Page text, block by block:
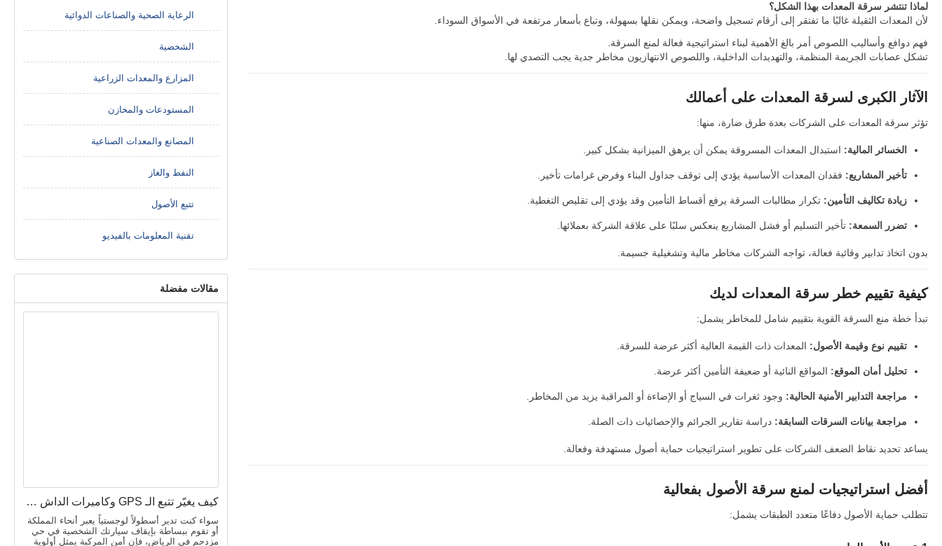
لماذا تنتشر سرقة المعدات بهذا الشكل؟
لأن المعدات الثقيلة غالبًا ما تفتقر إلى أرقام تسجيل واضحة، ويمكن نقلها بسهولة، وتباع بأسعار مرتفعة في الأسواق السوداء.
فهم دوافع وأساليب اللصوص أمر بالغ الأهمية لبناء استراتيجية فعالة لمنع السرقة.
تشكل عصابات الجريمة المنظمة، والتهديدات الداخلية، واللصوص الانتهازيون مخاطر جدية يجب التصدي لها.
الآثار الكبرى لسرقة المعدات على أعمالك
تؤثر سرقة المعدات على الشركات بعدة طرق ضارة، منها:
الخسائر المالية: استبدال المعدات المسروقة يمكن أن يرهق الميزانية بشكل كبير.
تأخير المشاريع: فقدان المعدات الأساسية يؤدي إلى توقف جداول البناء وفرض غرامات تأخير.
زيادة تكاليف التأمين: تكرار مطالبات السرقة يرفع أقساط التأمين وقد يؤدي إلى تقليص التغطية.
تضرر السمعة: تأخير التسليم أو فشل المشاريع ينعكس سلبًا على علاقة الشركة بعملائها.
بدون اتخاذ تدابير وقائية فعالة، تواجه الشركات مخاطر مالية وتشغيلية جسيمة.
كيفية تقييم خطر سرقة المعدات لديك
تبدأ خطة منع السرقة القوية بتقييم شامل للمخاطر يشمل:
تقييم نوع وقيمة الأصول: المعدات ذات القيمة العالية أكثر عرضة للسرقة.
تحليل أمان الموقع: المواقع النائية أو ضعيفة التأمين أكثر عرضة.
مراجعة التدابير الأمنية الحالية: وجود ثغرات في السياج أو الإضاءة أو المراقبة يزيد من المخاطر.
مراجعة بيانات السرقات السابقة: دراسة تقارير الجرائم والإحصائيات ذات الصلة.
يساعد تحديد نقاط الضعف الشركات على تطوير استراتيجيات حماية أصول مستهدفة وفعالة.
أفضل استراتيجيات لمنع سرقة الأصول بفعالية
تتطلب حماية الأصول دفاعًا متعدد الطبقات يشمل:
الرعاية الصحية والصناعات الدوائية
الشخصية
المزارع والمعدات الزراعية
المستودعات والمخازن
المصانع والمعدات الصناعية
النفط والغاز
تتبع الأصول
تقنية المعلومات بالفيديو
مقالات مفضلة
كيف يغيّر تتبع الـ GPS وكاميرات الداش كام الذكية مفهوم أمن المركبات في السعودية
سواء كنت تدير أسطولاً لوجستياً يعبر أنحاء المملكة
أو تقوم ببساطة بإيقاف سيارتك الشخصية في حي
مزدحم في الرياض، فإن أمن المركبة يمثل أولوية